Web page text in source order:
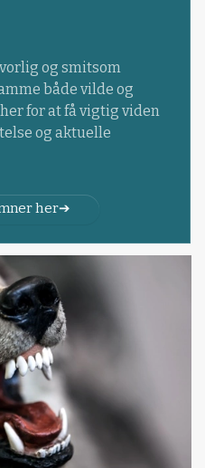
og smitsom
både vilde og
for at få vigtig viden
og aktuelle
her